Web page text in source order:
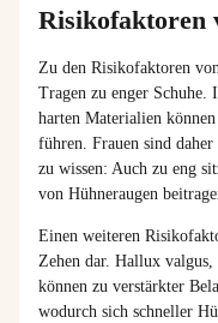
Risikofaktoren
Zu den Risikofaktoren
Tragen zu enger Schuhe.
harten Materialien
führen. Frauen sind
zu wissen: Auch zu eng
von Hühneraugen
Einen weiteren
Zehen dar. Hallux valgus,
können zu verstärkter
wodurch sich schneller